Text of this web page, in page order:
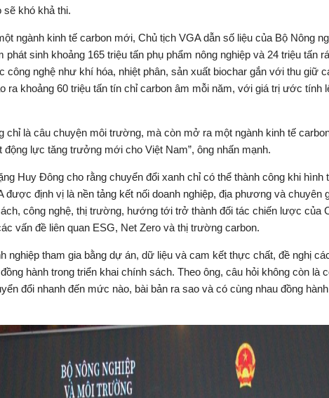
sẽ khó khả thi.
ngành kinh tế carbon mới, Chủ tịch VGA dẫn số liệu của Bộ Nông
sinh khoảng 165 triệu tấn phụ phẩm nông nghiệp và 24 triệu tấn
công nghệ như khí hóa, nhiệt phân, sản xuất biochar gắn với thu giữ
ra khoảng 60 triệu tấn tín chỉ carbon âm mỗi năm, với giá trị ước tính
chỉ là câu chuyện môi trường, mà còn mở ra một ngành kinh tế
lực tăng trưởng mới cho Việt Nam”, ông nhấn mạnh.
Huy Đông cho rằng chuyển đổi xanh chỉ có thể thành công khi hình
được định vị là nền tảng kết nối doanh nghiệp, địa phương và chuyên
công nghệ, thị trường, hướng tới trở thành đối tác chiến lược của
vấn đề liên quan ESG, Net Zero và thị trường carbon.
nghiệp tham gia bằng dự án, dữ liệu và cam kết thực chất, đề nghị
hành trong triển khai chính sách. Theo ông, câu hỏi không còn là
đổi nhanh đến mức nào, bài bản ra sao và có cùng nhau đồng